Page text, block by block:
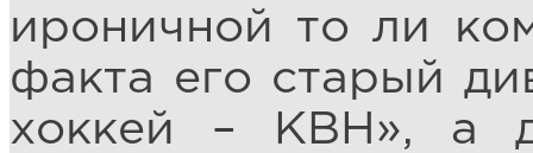
ироничной то ли
факта его старый
хоккей – КВН», а